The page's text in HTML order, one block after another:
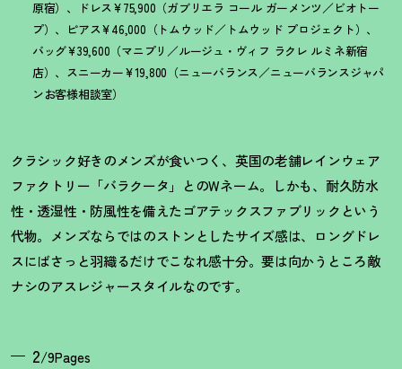
原宿）、ドレス¥75,900（ガブリエラ コール ガーメンツ／ビオトー
プ）、ピアス¥46,000（トムウッド／トムウッド プロジェクト）、
バッグ¥39,600（マニプリ／ルージュ・ヴィフ ラクレ ルミネ新宿
店）、スニーカー¥19,800（ニューバランス／ニューバランスジャパ
ンお客様相談室）
クラシック好きのメンズが食いつく、英国の老舗レインウェア
ファクトリー「バラクータ」とのWネーム。しかも、耐久防水
性・透湿性・防風性を備えたゴアテックスファブリックという
代物。メンズならではのストンとしたサイズ感は、ロングドレ
スにばさっと羽織るだけでこなれ感十分。要は向かうところ敵
ナシのアスレジャースタイルなのです。
2/9Pages